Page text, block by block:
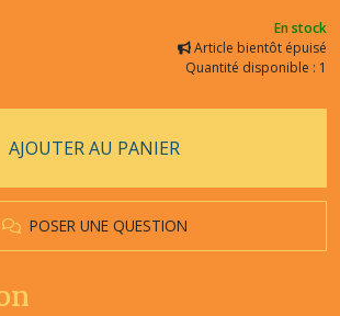
En stock
Article bientôt épuisé
Quantité disponible : 1
AJOUTER AU PANIER
POSER UNE QUESTION